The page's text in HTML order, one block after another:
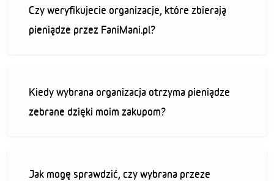
Czy weryfikujecie organizacje, które zbierają
pieniądze przez FaniMani.pl?
Kiedy wybrana organizacja otrzyma pieniądze
zebrane dzięki moim zakupom?
Jak mogę sprawdzić, czy wybrana przeze